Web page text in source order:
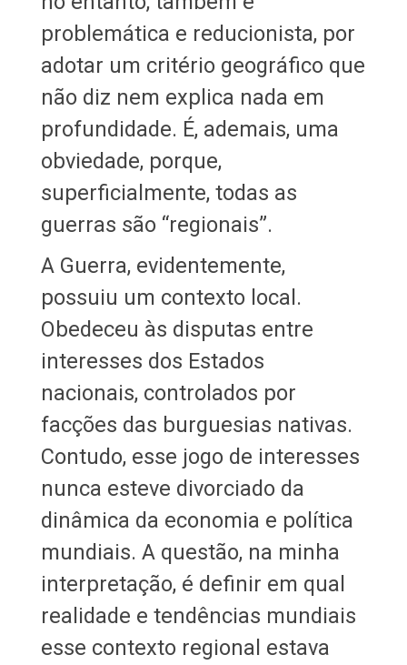
problemática e reducionista, por
adotar um critério geográfico que
não diz nem explica nada em
profundidade. É, ademais, uma
obviedade, porque,
superficialmente, todas as
guerras são “regionais”.
A Guerra, evidentemente,
possuiu um contexto local.
Obedeceu às disputas entre
interesses dos Estados
nacionais, controlados por
facções das burguesias nativas.
Contudo, esse jogo de interesses
nunca esteve divorciado da
dinâmica da economia e política
mundiais. A questão, na minha
interpretação, é definir em qual
realidade e tendências mundiais
esse contexto regional estava